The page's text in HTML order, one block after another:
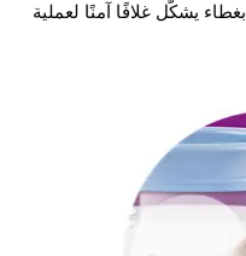
تتميّز أكواب التخزين من Philips Avent بغطاء يشكّل غلافًا آمنًا لعملية